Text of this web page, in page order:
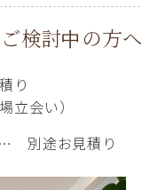
検討中の方へ
り
立会い）
… 別途お見積り